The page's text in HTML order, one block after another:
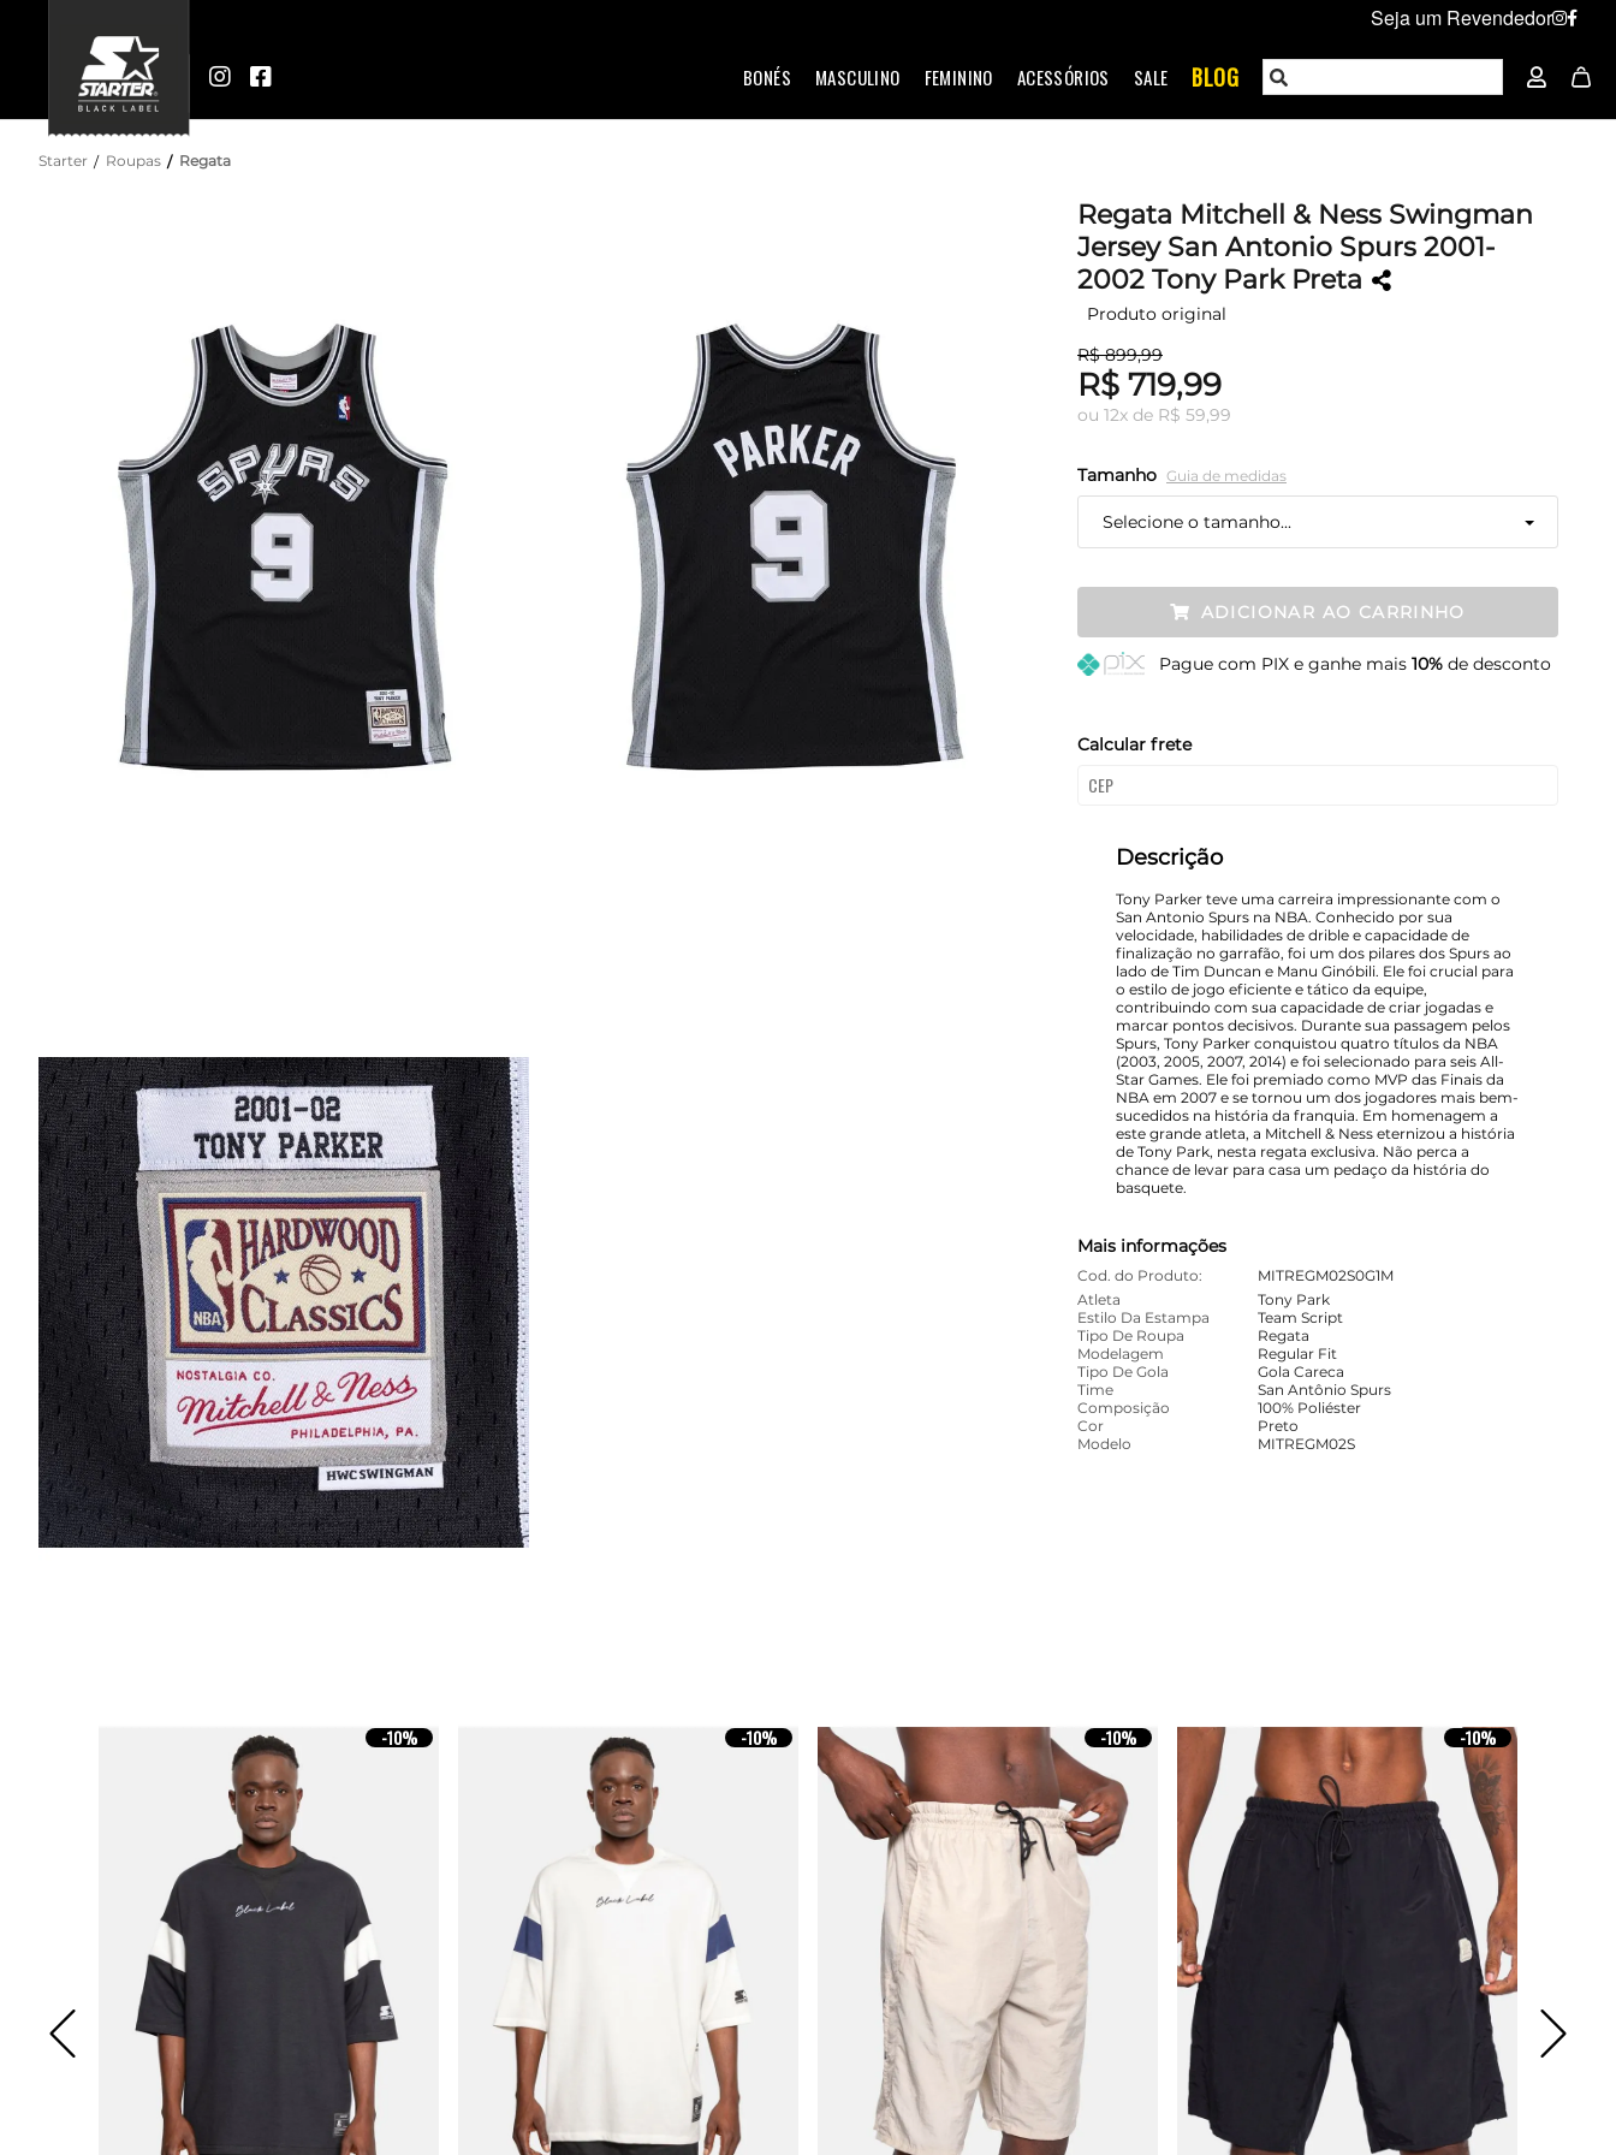
Seja um Revendedor
BONÉS MASCULINO FEMININO ACESSÓRIOS SALE BLOG
Starter Roupas Regata
Regata Mitchell & Ness Swingman
Jersey San Antonio Spurs 2001-
2002 Tony Park Preta
Produto original
R$ 899,99
R$ 719,99
ou 12x de R$ 59,99
Tamanho Guia de medidas
Selecione o tamanho...
Resta 1 item
G Restam mais de 6 itens
XGG
ADICIONAR AO CARRINHO
Pague com PIX e ganhe mais 10%de desconto
Calcular frete
Descrição
Tony Parker teve uma carreira impressionante com o
San Antonio Spurs na NBA. Conhecido por sua
velocidade, habilidades de drible e capacidade de
finalização no garrafão, foi um dos pilares dos Spurs ao
lado de Tim Duncan e Manu Ginóbili. Ele foi crucial para
o estilo de jogo eficiente e tático da equipe,
contribuindo com sua capacidade de criar jogadas e
marcar pontos decisivos. Durante sua passagem pelos
Spurs, Tony Parker conquistou quatro títulos da NBA
(2003, 2005, 2007, 2014) e foi selecionado para seis All-
Star Games. Ele foi premiado como MVP das Finais da
NBA em 2007 e se tornou um dos jogadores mais bem-
sucedidos na história da franquia. Em homenagem a
este grande atleta, a Mitchell & Ness eternizou a história
de Tony Park, nesta regata exclusiva. Não perca a
chance de levar para casa um pedaço da história do
basquete.
Mais informações
Cod. do Produto:
MITREGM02S0G1M
Atleta
Tony Park
Estilo Da Estampa
Team Script
Tipo De Roupa
Regata
Modelagem
Regular Fit
Tipo De Gola
Gola Careca
Time
San Antônio Spurs
Composição
100% Poliéster
Cor
Preto
Modelo
MITREGM02S
-10% -10% -10% -10%